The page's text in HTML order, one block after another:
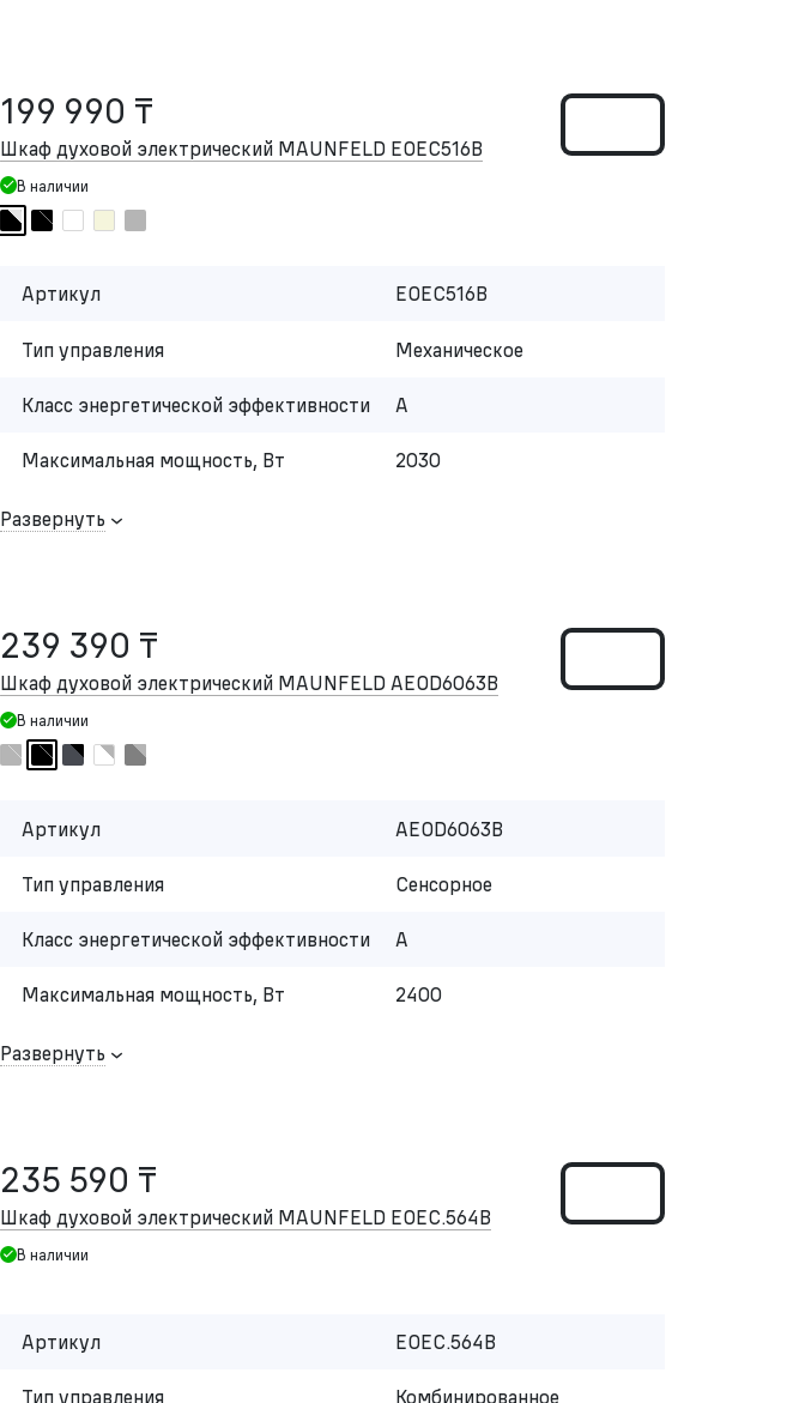
199 990 ₸
Шкаф духовой электрический MAUNFELD EOEC516B
В наличии
Артикул EOEC516B
Тип управления Механическое
Класс энергетической эффективности A
Максимальная мощность, Вт 2030
Развернуть
239 390 ₸
Шкаф духовой электрический MAUNFELD AEOD6063B
В наличии
Артикул AEOD6063B
Тип управления Сенсорное
Класс энергетической эффективности A
Максимальная мощность, Вт 2400
Развернуть
235 590 ₸
Шкаф духовой электрический MAUNFELD EOEC.564B
В наличии
Артикул EOEC.564B
Тип управления Комбинированное